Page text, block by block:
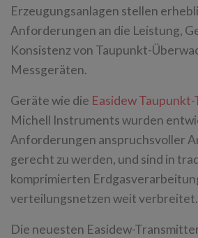
Erzeugungsanlagen stellen
Anforderungen an die Leistung,
Konsistenz von Taupunkt-
Messgeräten.
Geräte wie die Easidew
Michell Instruments wurden
Anforderungen anspruchsvoller
gerecht zu werden, und sind in
komprimierten
verteilungsnetzen weit verbreitet.
Die neuesten Easidew-